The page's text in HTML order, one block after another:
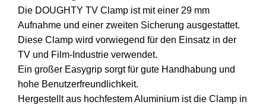
Die DOUGHTY TV Clamp ist mit einer 29 mm
Aufnahme und einer zweiten Sicherung ausgestattet.
Diese Clamp wird vorwiegend für den Einsatz in der
TV und Film-Industrie verwendet.
Ein großer Easygrip sorgt für gute Handhabung und
hohe Benutzerfreundlichkeit.
Hergestellt aus hochfestem Aluminium ist die Clamp in